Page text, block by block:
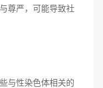
尊严，可能导致社
与性染色体相关的